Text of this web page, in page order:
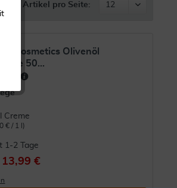
Artikel pro Seite:
cosmetics Olivenöl
50...
Creme
€ / 1 l)
1-2 Tage
13,99 €